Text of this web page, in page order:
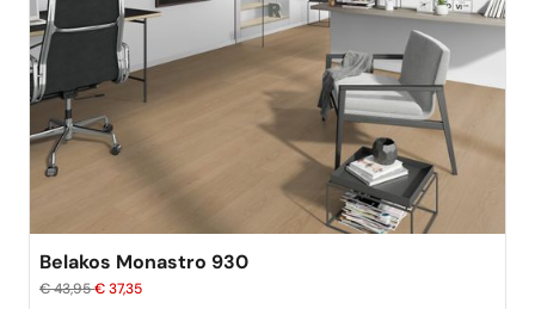
Belakos Monastro 930
€ 43,95€ 37,35